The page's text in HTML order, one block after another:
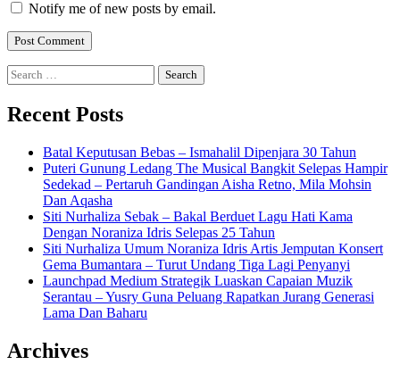
Notify me of new posts by email.
Search
for:
Recent Posts
Batal Keputusan Bebas – Ismahalil Dipenjara 30 Tahun
Puteri Gunung Ledang The Musical Bangkit Selepas Hampir
Sedekad – Pertaruh Gandingan Aisha Retno, Mila Mohsin
Dan Aqasha
Siti Nurhaliza Sebak – Bakal Berduet Lagu Hati Kama
Dengan Noraniza Idris Selepas 25 Tahun
Siti Nurhaliza Umum Noraniza Idris Artis Jemputan Konsert
Gema Bumantara – Turut Undang Tiga Lagi Penyanyi
Launchpad Medium Strategik Luaskan Capaian Muzik
Serantau – Yusry Guna Peluang Rapatkan Jurang Generasi
Lama Dan Baharu
Archives